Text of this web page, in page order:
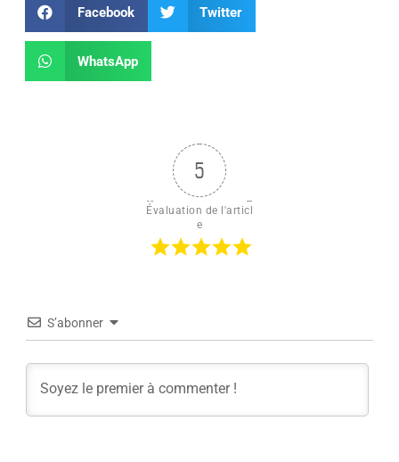
Facebook Twitter
WhatsApp
5
Évaluation de l'articl
e
S’abonner